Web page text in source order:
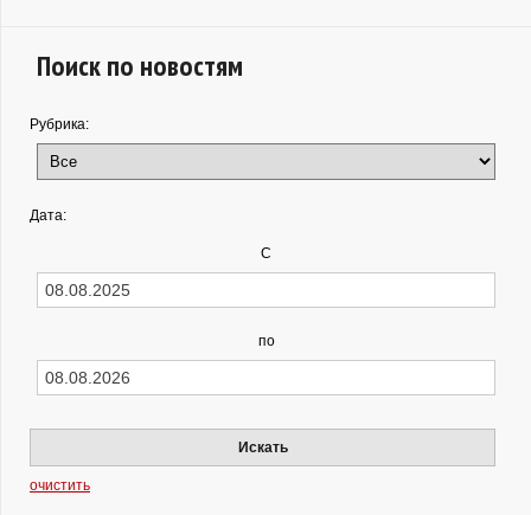
Поиск по новостям
Рубрика:
Дата:
С
по
Искать
очистить